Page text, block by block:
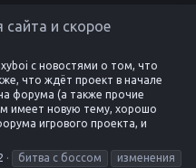
сайта и скорое
с новостями о том, что
что ждёт проект в начале
форума (а также прочие
имеет новую тему, хорошо
игрового проекта, и
битва с боссом
изменения